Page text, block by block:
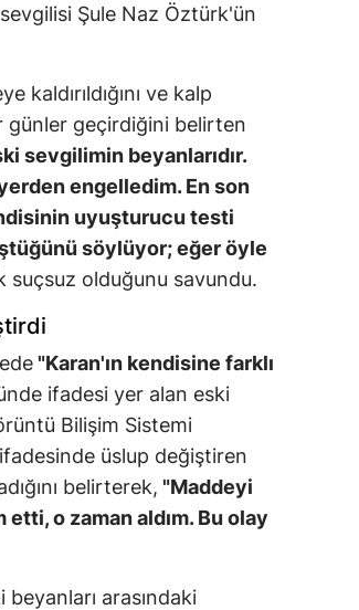
Şule Naz Öztürk'ün
ve kalp
günler geçirdiğini belirten
sevgilimin beyanlarıdır.
engelledim. En son
uyuşturucu testi
söylüyor; eğer öyle
suçsuz olduğunu savundu.
"Karan'ın kendisine farklı
ifadesi yer alan eski
Bilişim Sistemi
ifadesinde üslup değiştiren
belirterek, "Maddeyi
o zaman aldım. Bu olay
beyanları arasındaki